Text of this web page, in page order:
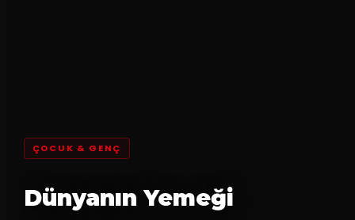
ÇOCUK & GENÇ
Dünyanın Yemeği